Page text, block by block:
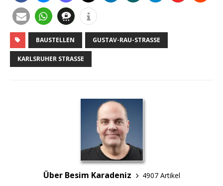
BAUSTELLEN GUSTAV-RAU-STRASSE
KARLSRUHER STRASSE
Über Besim Karadeniz
4907 Artikel